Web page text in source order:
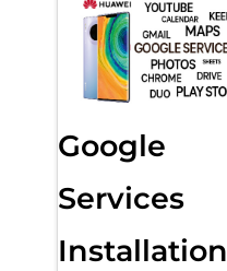
Google
Services
Installation